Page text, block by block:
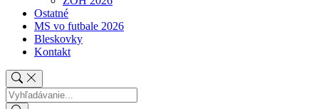
Ostatné
MS vo futbale 2026
Bleskovky
Kontakt